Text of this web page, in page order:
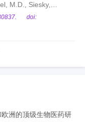
M.D., Siesky,
K.
doi:
洲的顶级生物医药研